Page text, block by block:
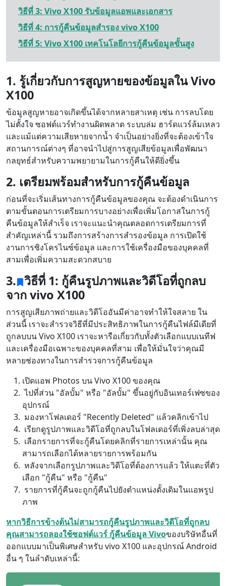
วิธีที่ 3: Vivo X100 รับข้อมูลแอพและเอกสาร
วิธีที่ 4: การกู้คืนข้อมูลสำรอง vivo X100
วิธีที่ 5: Vivo X100 เทคโนโลยีการกู้คืนข้อมูลขั้นสูง
1. รู้เกี่ยวกับการสูญหายของข้อมูลใน Vivo
X100
ข้อมูลสูญหายอาจเกิดขึ้นได้จากหลายสาเหตุ เช่น การลบโดย
ไม่ตั้งใจ ซอฟต์แวร์ทำงานผิดพลาด ระบบล่ม ฮาร์ดแวร์ล้มเหลว
และแม้แต่ความเสียหายจากน้ำ จำเป็นอย่างยิ่งที่จะต้องเข้าใจ
สถานการณ์ต่างๆ ที่อาจนำไปสู่การสูญเสียข้อมูลเพื่อพัฒนา
กลยุทธ์สำหรับความพยายามในการกู้คืนให้ดียิ่งขึ้น
2. เตรียมพร้อมสำหรับการกู้คืนข้อมูล
ก่อนที่จะเริ่มเส้นทางการกู้คืนข้อมูลของคุณ จะต้องดำเนินการ
ตามขั้นตอนการเตรียมการบางอย่างเพื่อเพิ่มโอกาสในการกู้
คืนข้อมูลให้สำเร็จ เราจะแนะนำคุณตลอดการเตรียมการที่
สำคัญเหล่านี้ รวมถึงการสร้างการสำรองข้อมูล การเปิดใช้
งานการซิงโครไนซ์ข้อมูล และการใช้เครื่องมือของบุคคลที่
สามเพื่อเพิ่มความสะดวกสบาย
3. วิธีที่ 1: กู้คืนรูปภาพและวิดีโอที่ถูกลบ
จาก vivo X100
การสูญเสียภาพถ่ายและวิดีโออันมีค่าอาจทำให้ใจสลาย ใน
ส่วนนี้ เราจะสำรวจวิธีที่มีประสิทธิภาพในการกู้คืนไฟล์มีเดียที่
ถูกลบบน Vivo X100 เราจะหารือเกี่ยวกับทั้งตัวเลือกแบบเนทีฟ
และเครื่องมือเฉพาะของบุคคลที่สาม เพื่อให้มั่นใจว่าคุณมี
หลายช่องทางในการสำรวจการกู้คืนข้อมูล
เปิดแอพ Photos บน Vivo X100 ของคุณ
ไปที่ส่วน "อัลบั้ม" หรือ "อัลบั้ม" ขึ้นอยู่กับอินเทอร์เฟซของ
อุปกรณ์
มองหาโฟลเดอร์ "Recently Deleted" แล้วคลิกเข้าไป
เรียกดูรูปภาพและวิดีโอที่ถูกลบในโฟลเดอร์ที่เพิ่งลบล่าสุด
เลือกรายการที่จะกู้คืนโดยคลิกที่รายการเหล่านั้น คุณ
สามารถเลือกได้หลายรายการพร้อมกัน
หลังจากเลือกรูปภาพและวิดีโอที่ต้องการแล้ว ให้แตะที่ตัว
เลือก "กู้คืน" หรือ "กู้คืน"
รายการที่กู้คืนจะถูกกู้คืนไปยังตำแหน่งดั้งเดิมในแอพรูป
ภาพ
หากวิธีการข้างต้นไม่สามารถกู้คืนรูปภาพและวิดีโอที่ถูกลบ
คุณสามารถลองใช้ซอฟต์แวร์ กู้คืนข้อมูล Vivoของบริษัทอื่นที่
ออกแบบมาเป็นพิเศษสำหรับ vivo X100 และอุปกรณ์ Android
อื่น ๆ ในลำดับเหล่านี้: